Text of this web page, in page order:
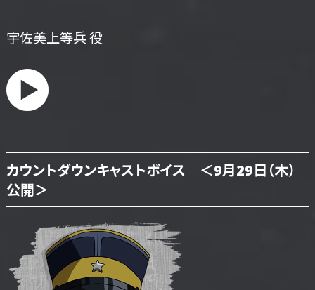
宇佐美上等兵 役
カウントダウンキャストボイス ＜9月29日（木）
公開＞